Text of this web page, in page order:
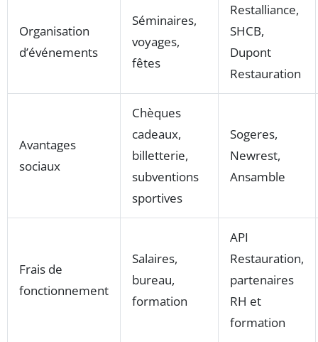
Organisation
d’événements
Séminaires,
voyages,
fêtes
Restalliance,
SHCB,
Dupont
Restauration
Avantages
sociaux
Chèques
cadeaux,
billetterie,
subventions
sportives
Sogeres,
Newrest,
Ansamble
Frais de
fonctionnement
Salaires,
bureau,
formation
API
Restauration,
partenaires
RH et
formation